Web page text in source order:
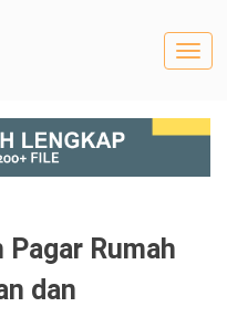
Pagar Rumah
dan